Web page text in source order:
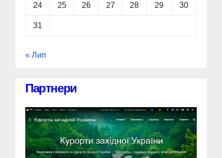
24 25 26 27 28 29 30
31
« Лип
Партнери